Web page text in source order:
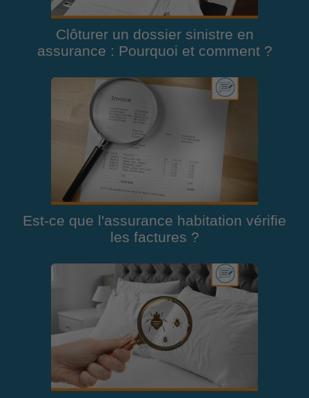
Clôturer un dossier sinistre en
assurance : Pourquoi et comment ?
Est-ce que l'assurance habitation vérifie
les factures ?